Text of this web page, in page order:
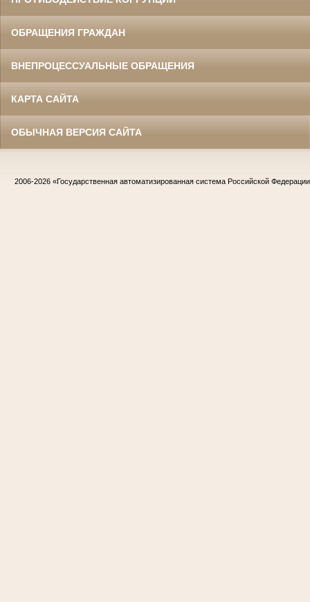
ОБРАЩЕНИЯ ГРАЖДАН
ВНЕПРОЦЕССУАЛЬНЫЕ ОБРАЩЕНИЯ
КАРТА САЙТА
ОБЫЧНАЯ ВЕРСИЯ САЙТА
2006-2026 «Государственная автоматизированная система Российской